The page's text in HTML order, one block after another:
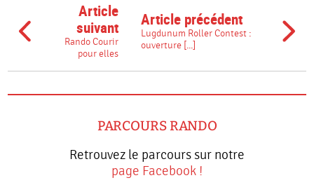
Article
suivant
Rando Courir
pour elles
Article précédent
Lugdunum Roller Contest :
ouverture [...]
PARCOURS RANDO
Retrouvez le parcours sur notre
page Facebook !